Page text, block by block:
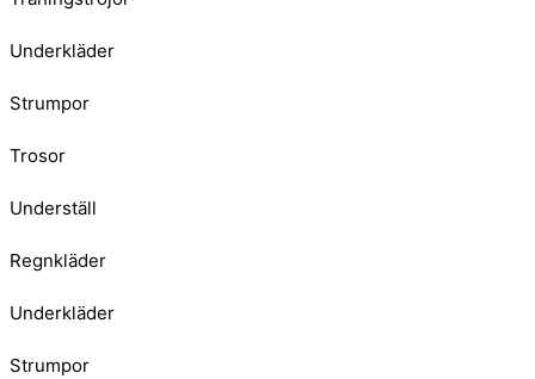
Underkläder
Strumpor
Trosor
Underställ
Regnkläder
Underkläder
Strumpor